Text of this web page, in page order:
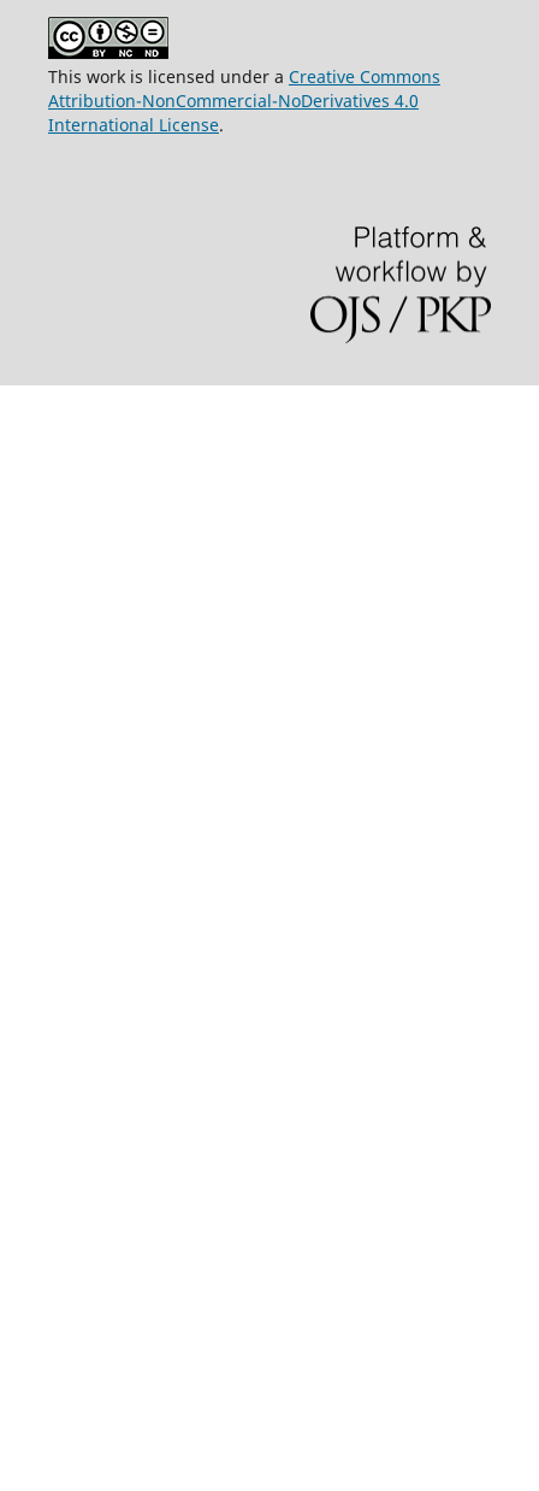
This work is licensed under a Creative Commons
Attribution-NonCommercial-NoDerivatives 4.0
International License.